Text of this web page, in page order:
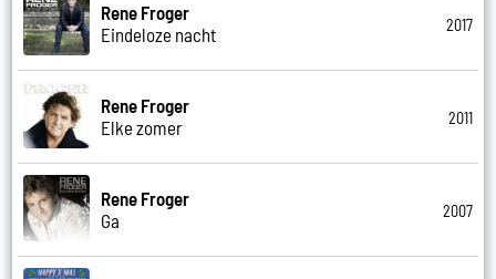
Rene Froger
Eindeloze nacht
2017
Rene Froger
Elke zomer
2011
Rene Froger
Ga
2007